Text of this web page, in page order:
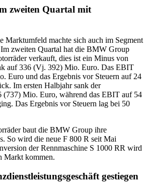
zweiten Quartal mit
Marktumfeld machte sich auch im Segment
zweiten Quartal hat die BMW Group
verkauft, dies ist ein Minus von
auf 336 (Vj. 392) Mio. Euro. Das EBIT
Euro und das Ergebnis vor Steuern auf 24
Im ersten Halbjahr sank der
(737) Mio. Euro, während das EBIT auf 54
Das Ergebnis vor Steuern lag bei 50
baut die BMW Group ihre
So wird die neue F 800 R seit Mai
der Rennmaschine S 1000 RR wird
Markt kommen.
gestiegen